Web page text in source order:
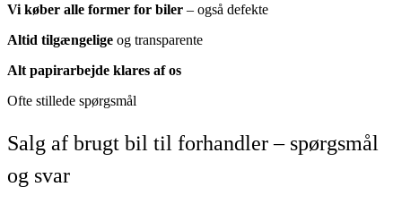
Vi køber alle former for biler – også defekte
Altid tilgængelige og transparente
Alt papirarbejde klares af os
Ofte stillede spørgsmål
Salg af brugt bil til forhandler – spørgsmål
og svar